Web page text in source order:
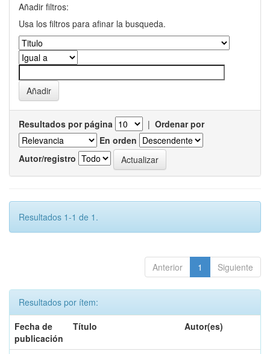
Añadir filtros:
Usa los filtros para afinar la busqueda.
Resultados por página | Ordenar por
En orden
Autor/registro
Resultados 1-1 de 1.
Anterior 1 Siguiente
Resultados por ítem:
Fecha de
publicación
Título Autor(es)